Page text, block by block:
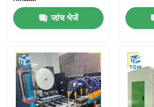
घर
उत्पाद
हमारे बारे में
जांच भेजें